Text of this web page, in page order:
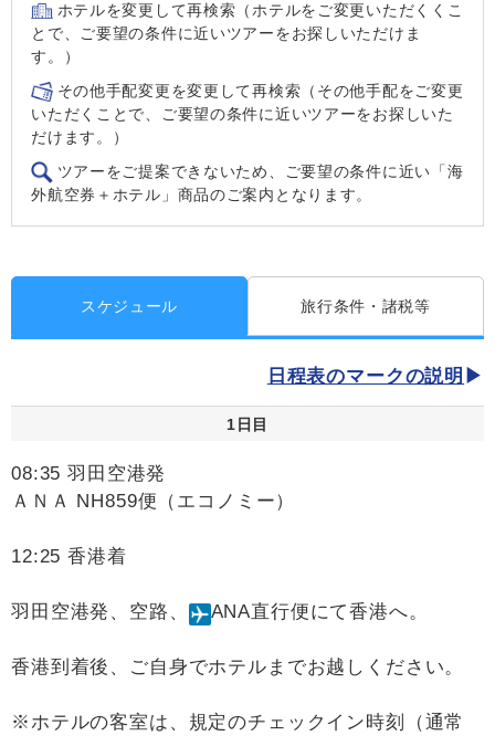
ホテルを変更して再検索（ホテルをご変更いただくくこ
とで、ご要望の条件に近いツアーをお探しいただけま
す。）
その他手配変更を変更して再検索（その他手配をご変更
いただくことで、ご要望の条件に近いツアーをお探しいた
だけます。）
ツアーをご提案できないため、ご要望の条件に近い「海
外航空券＋ホテル」商品のご案内となります。
スケジュール 旅行条件・諸税等
日程表のマークの説明
1日目
08:35 羽田空港発
ＡＮＡ NH859便（エコノミー）
12:25 香港着
羽田空港発、空路、 ANA直行便にて香港へ。
香港到着後、ご自身でホテルまでお越しください。
※ホテルの客室は、規定のチェックイン時刻（通常